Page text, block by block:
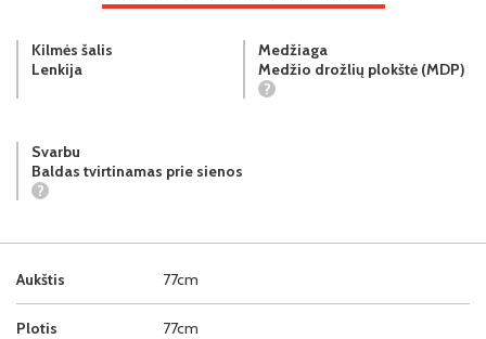
Aukštis 77cm
Plotis 77cm
Kilmės šalis
Lenkija
Medžiaga
Medžio drožlių plokštė (MDP)
?
Svarbu
Baldas tvirtinamas prie sienos
?